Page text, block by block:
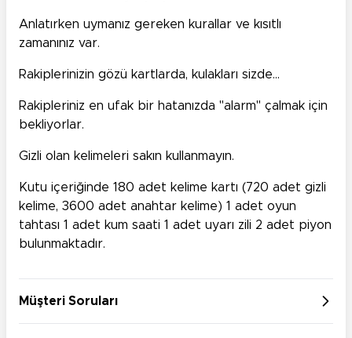
Anlatırken uymanız gereken kurallar ve kısıtlı
zamanınız var.
Rakiplerinizin gözü kartlarda, kulakları sizde...
Rakipleriniz en ufak bir hatanızda ''alarm'' çalmak için
bekliyorlar.
Gizli olan kelimeleri sakın kullanmayın.
Kutu içeriğinde 180 adet kelime kartı (720 adet gizli
kelime, 3600 adet anahtar kelime) 1 adet oyun
tahtası 1 adet kum saati 1 adet uyarı zili 2 adet piyon
bulunmaktadır.
Müşteri Soruları